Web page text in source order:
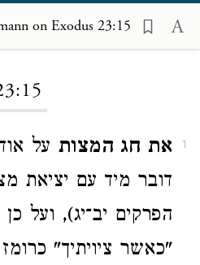
on Exodus 23:15
1 את חג המצות על
דובר מיד עם יציאת
הפרקים יב־יג), ועל
"כאשר ציויתיך"